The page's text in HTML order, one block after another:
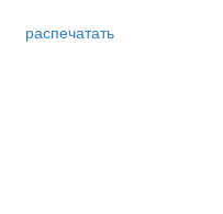
распечатать